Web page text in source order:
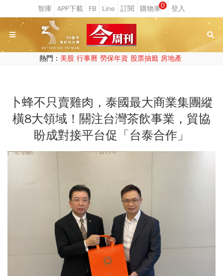
0
熱門： 美股 行事曆 勞保年資 股票抽籤 房地產
卜蜂不只賣雞肉，泰國最大商業集團縱
橫8大領域！關注台灣茶飲事業，貿協
盼成對接平台促「台泰合作」